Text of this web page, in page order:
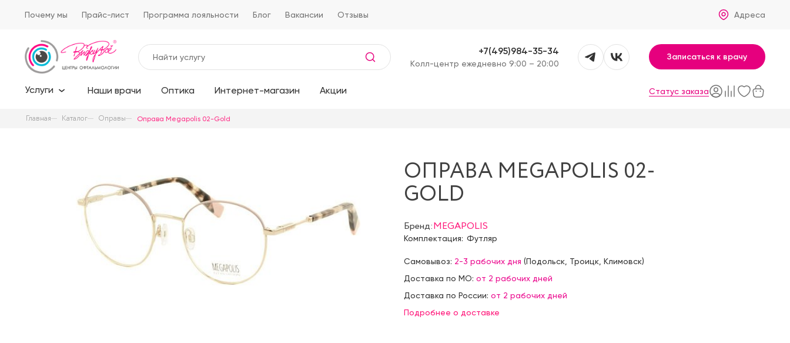
Почему мы Прайс-лист Программа лояльности Блог Вакансии Отзывы Адреса
+7(495)984-35-34
Kолл-центр ежедневно 9:00 – 20:00
Записаться к врачу
Услуги Наши врачи Оптика Интернет-магазин Акции Статус заказа
Главная Каталог Оправы Оправа Megapolis 02-Gold
ОПРАВА MEGAPOLIS 02-
GOLD
Бренд:MEGAPOLIS
Комплектация: Футляр
Самовывоз: 2-3 рабочих дня (Подольск, Троицк, Климовск)
Доставка по МО: от 2 рабочих дней
Доставка по России: от 2 рабочих дней
Подробнее о доставке